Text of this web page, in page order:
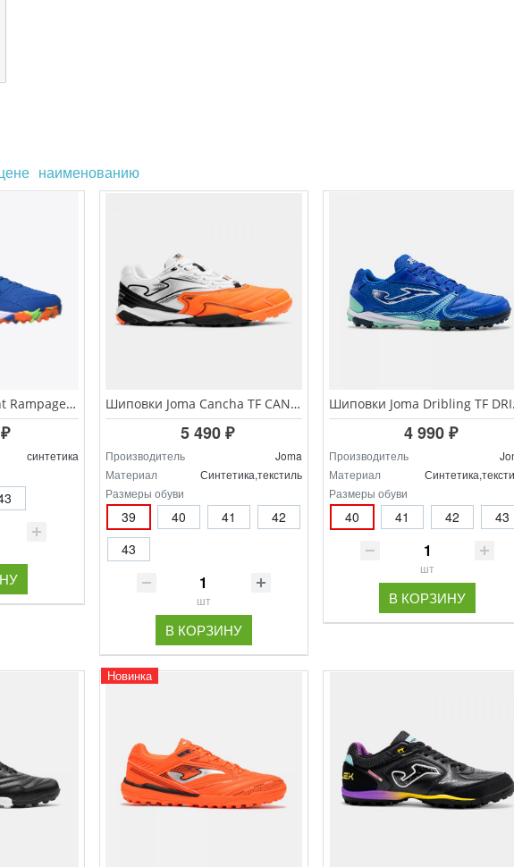
наименованию
Шиповки Ortuseight Rampage Turf арт.11020737
синтетика
Шиповки Joma Cancha TF CANS.2608.TF
5 490 ₽
Производитель
Joma
Материал
Синтетика,текстиль
Размеры обуви
39 40 41
42
43
шт
В КОРЗИНУ
4 990 ₽
Производитель
Материал
Размеры обуви
40 41 42 43
шт
В КОРЗИНУ
Новинка